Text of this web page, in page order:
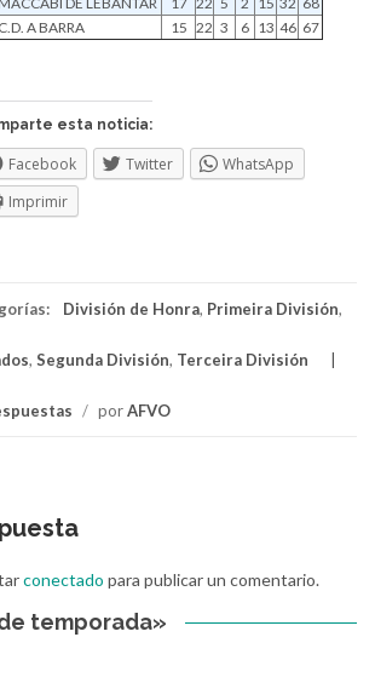
C.D. A BARRA 15 22 3 6 13 46 67
esta noticia:
Facebook Twitter
WhatsApp
Imprimir
División de Honra, Primeira División,
, Segunda División, Terceira División
/ porAFVO
conectado para publicar un comentario.
temporada»